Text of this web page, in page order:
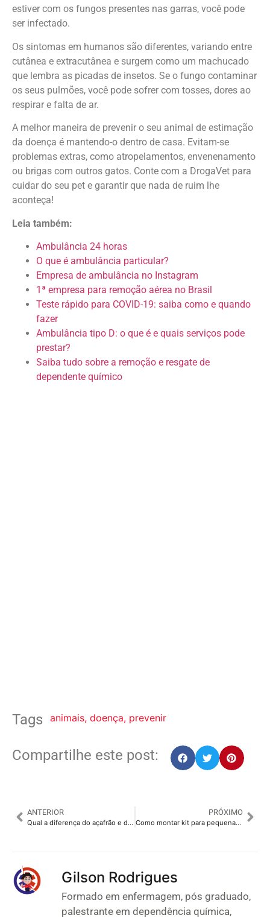
estiver com os fungos presentes nas garras, você pode
ser infectado.
Os sintomas em humanos são diferentes, variando entre
cutânea e extracutânea e surgem como um machucado
que lembra as picadas de insetos. Se o fungo contaminar
os seus pulmões, você pode sofrer com tosses, dores ao
respirar e falta de ar.
A melhor maneira de prevenir o seu animal de estimação
da doença é mantendo-o dentro de casa. Evitam-se
problemas extras, como atropelamentos, envenenamento
ou brigas com outros gatos. Conte com a DrogaVet para
cuidar do seu pet e garantir que nada de ruim lhe
aconteça!
Leia também:
Ambulância 24 horas
O que é ambulância particular?
Empresa de ambulância no Instagram
1ª empresa para remoção aérea no Brasil
Teste rápido para COVID-19: saiba como e quando
fazer
Ambulância tipo D: o que é e quais serviços pode
prestar?
Saiba tudo sobre a remoção e resgate de
dependente químico
Tags animais, doença, prevenir
Compartilhe este post:
ANTERIOR
Qual a diferença do açafrão e da cúrcuma? Saiba mais lendo o texto
PRÓXIMO
Como montar kit para pequenas cirurgias? Saiba mais lendo o texto
Gilson Rodrigues
Formado em enfermagem, pós graduado,
palestrante em dependência química,